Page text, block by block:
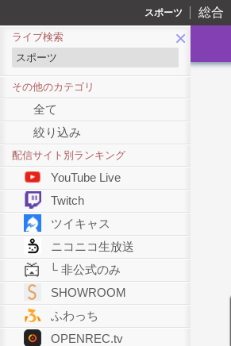
スポーツ 総合
×
ライブ検索
その他のカテゴリ
全て
絞り込み
配信サイト別ランキング
YouTube Live
Twitch
ツイキャス
ニコニコ生放送
└ 非公式のみ
SHOWROOM
ふわっち
OPENREC.tv